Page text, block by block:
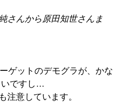
さんから原田知世さんま
ゲットのデモグラが、かな
いですし…
注意しています。